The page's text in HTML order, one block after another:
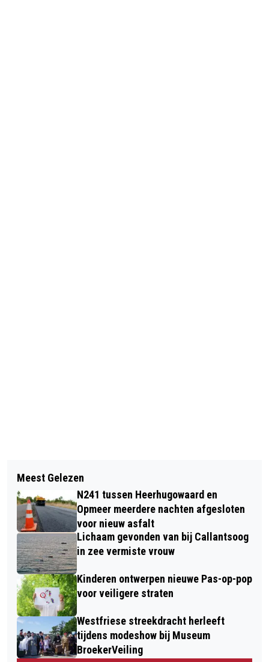
GROTE BRAND BIJ JOHNNY'S BURGER
IN CENTRUM VAN ALKMAAR
GEMEENTE ORGANISEERT
BEWONERSBIJEENKOMST
ENERGIELEVEREND GELUIDSSCHERM
Meest Gelezen
N241 tussen Heerhugowaard en
Opmeer meerdere nachten afgesloten
voor nieuw asfalt
Lichaam gevonden van bij Callantsoog
in zee vermiste vrouw
Kinderen ontwerpen nieuwe Pas-op-pop
voor veiligere straten
Westfriese streekdracht herleeft
tijdens modeshow bij Museum
BroekerVeiling